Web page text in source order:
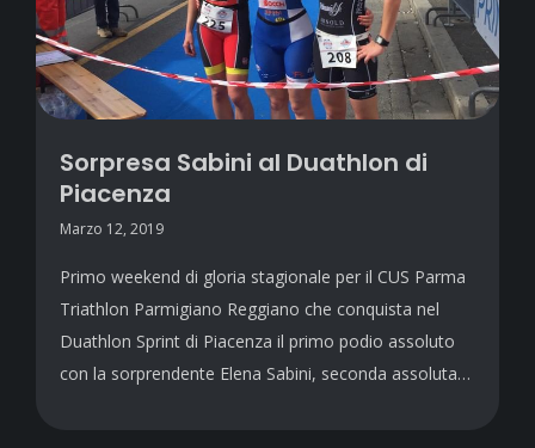
Sorpresa Sabini al Duathlon di
Piacenza
Marzo 12, 2019
Primo weekend di gloria stagionale per il CUS Parma
Triathlon Parmigiano Reggiano che conquista nel
Duathlon Sprint di Piacenza il primo podio assoluto
con la sorprendente Elena Sabini, seconda assoluta…